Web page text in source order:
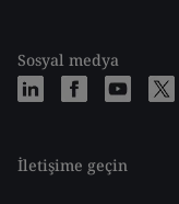
Sosyal medya
İletişime geçin